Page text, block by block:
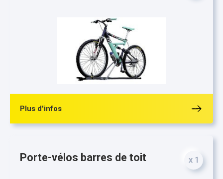
Plus d'infos
Porte-vélos barres de toit x 1